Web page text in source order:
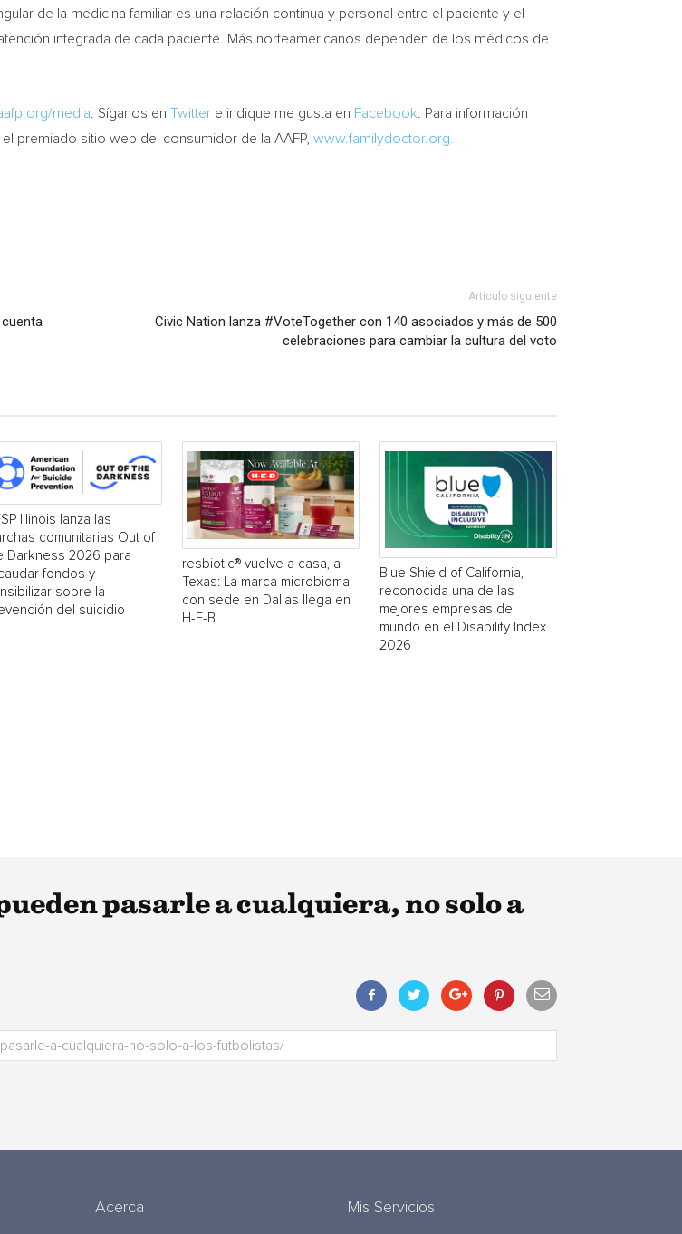
de la medicina familiar es una relación continua y personal entre el paciente y el
integrada de cada paciente. Más norteamericanos dependen de los médicos de
media . Síganos en Twitter e indique me gusta en Facebook . Para información
premiado sitio web del consumidor de la AAFP, www.familydoctor.org.
Artículo siguiente
Civic Nation lanza #VoteTogether con 140 asociados y más de 500
celebraciones para cambiar la cultura del voto
Illinois lanza las
comunitarias Out of
Darkness 2026 para
fondos y
sobre la
del suicidio
resbiotic® vuelve a casa, a
Texas: La marca microbioma
con sede en Dallas llega en
H-E-B
Blue Shield of California,
reconocida una de las
mejores empresas del
mundo en el Disability Index
2026
pasarle a cualquiera, no solo a
Acerca Mis Servicios